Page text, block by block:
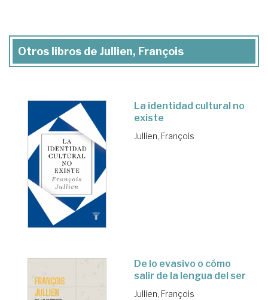
Otros libros de Jullien, François
La identidad cultural no
existe
Jullien, François
De lo evasivo o cómo
salir de la lengua del ser
Jullien, François